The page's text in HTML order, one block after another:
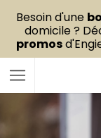
Besoin d'une
domicile ?
promos